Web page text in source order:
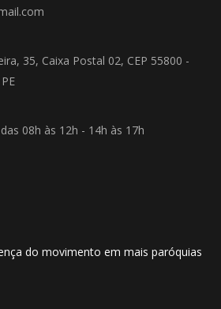
35, Caixa Postal 02, CEP 55800 -
08h às 12h - 14h às 17h
do movimento em mais paróquias